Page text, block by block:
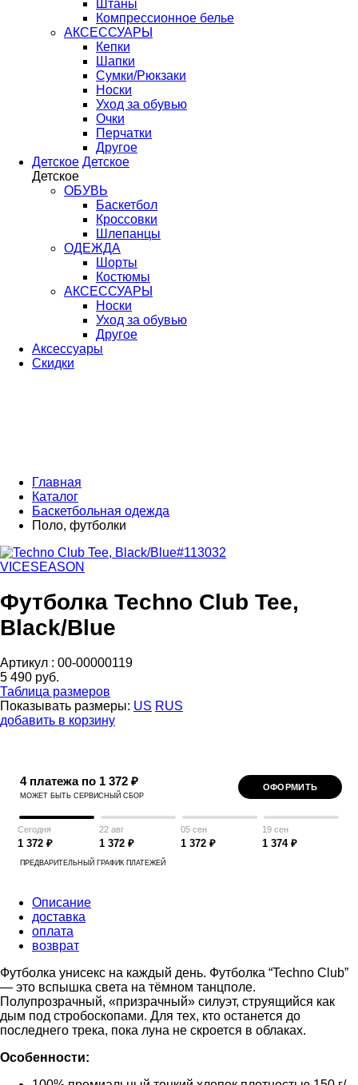
Штаны
Компрессионное белье
АКСЕССУАРЫ
Кепки
Шапки
Сумки/Рюкзаки
Носки
Уход за обувью
Очки
Перчатки
Другое
Детское Детское
Детское
ОБУВЬ
Баскетбол
Кроссовки
Шлепанцы
ОДЕЖДА
Шорты
Костюмы
АКСЕССУАРЫ
Носки
Уход за обувью
Другое
Аксессуары
Скидки
Главная
Каталог
Баскетбольная одежда
Поло, футболки
VICESEASON
Футболка Techno Club Tee,
Black/Blue
Артикул : 00-00000119
5 490 руб.
Таблица размеров
Показывать размеры: US RUS
добавить в корзину
4 платежа по 1 372 ₽
МОЖЕТ БЫТЬ СЕРВИСНЫЙ СБОР
ОФОРМИТЬ
Сегодня
1 372 ₽
22 авг
1 372 ₽
05 сен
1 372 ₽
19 сен
1 374 ₽
ПРЕДВАРИТЕЛЬНЫЙ ГРАФИК ПЛАТЕЖЕЙ
Описание
доставка
оплата
возврат
Футболка унисекс на каждый день. Футболка “Techno Club”
— это вспышка света на тёмном танцполе.
Полупрозрачный, «призрачный» силуэт, струящийся как
дым под стробоскопами. Для тех, кто останется до
последнего трека, пока луна не скроется в облаках.
Особенности: